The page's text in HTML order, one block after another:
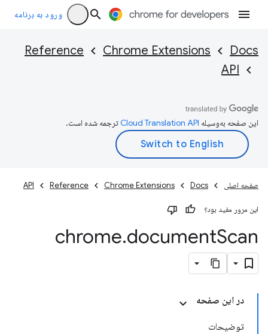
ورود به برنامه
Docs
Chrome Extensions
Reference
API
این صفحه به‌وسیله ترجمه شده است.
صفحه اصلی Docs
Chrome Extensions
Reference
API
این مرور مفید بود؟
chrome.documentScan
در این صفحه
توضیحات